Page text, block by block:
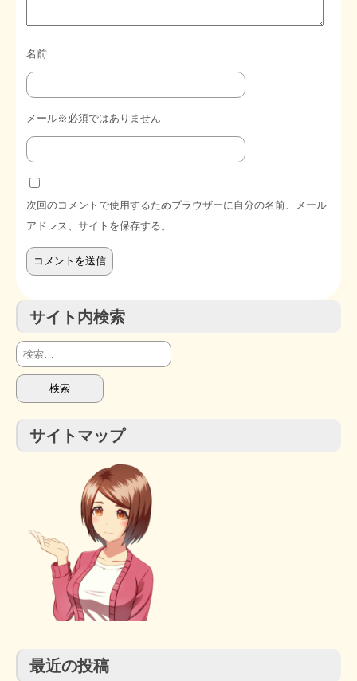
名前
メール※必須ではありません
次回のコメントで使用するためブラウザーに自分の名前、メール
アドレス、サイトを保存する。
サイト内検索
検
索:
サイトマップ
最近の投稿